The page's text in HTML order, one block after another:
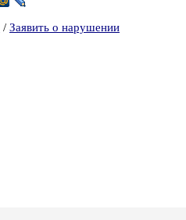
/ Заявить о нарушении